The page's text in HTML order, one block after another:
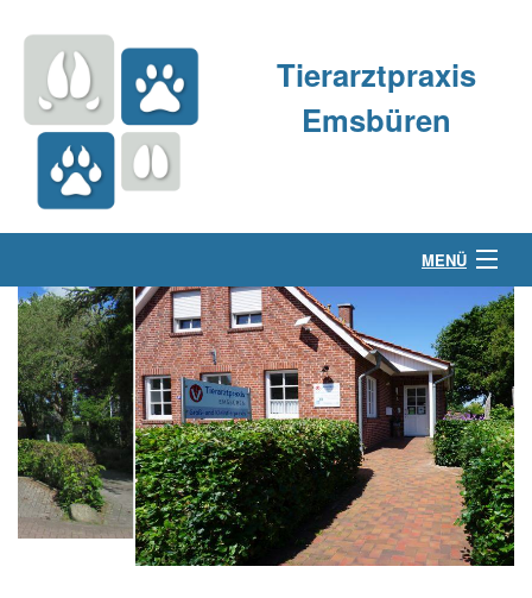
Tierarztpraxis
Emsbüren
MENÜ
Über uns
Kleintierpraxis
Großtierpraxis
Kontakt & Anfahrt